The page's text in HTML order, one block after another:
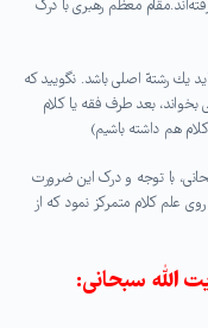
مقام معظم رهبری با درک
یك رشتهّ اصلى باشد. نگویید كه
بعد طرف فقه یا كلام
هم داشته باشیم)
با توجه و درک این ضرورت
روی علم کلام متمرکز نمود که از
الله سبحانی: